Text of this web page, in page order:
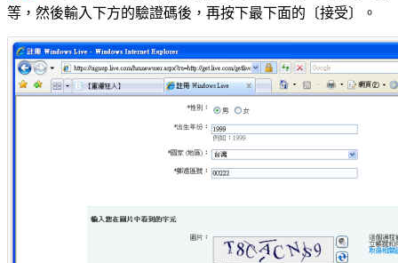
等，然後輸入下方的驗證碼後，再按下最下面的〔接受〕。